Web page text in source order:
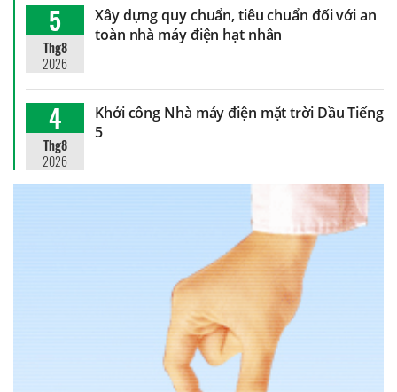
5
Thg8
2026
Xây dựng quy chuẩn, tiêu chuẩn đối với an
toàn nhà máy điện hạt nhân
4
Thg8
2026
Khởi công Nhà máy điện mặt trời Dầu Tiếng
5